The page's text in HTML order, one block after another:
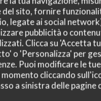
del sito, fornire
legate ai social
pubblicità o
Clicca su 'Accetta
o 'Personalizza' per
Puoi modificare le
momento cliccando
a sinistra delle pagine
clienti
: 4/5 Qualità / Prezzo: 4/5